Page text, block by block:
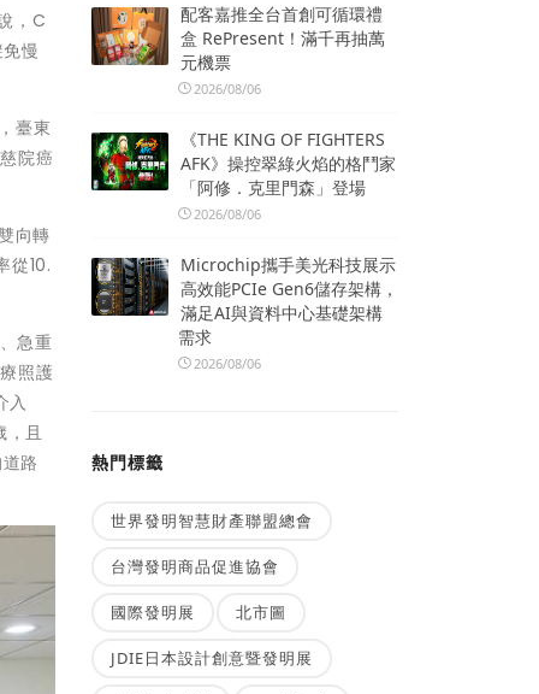
，C
慢
臺東
院癌
向轉
從10.
急重
照護
入
且
路
配客嘉推全台首創可循環禮
盒 RePresent！滿千再抽萬
元機票
2026/08/06
《THE KING OF FIGHTERS
AFK》操控翠綠火焰的格鬥家
「阿修．克里門森」登場
2026/08/06
Microchip攜手美光科技展示
高效能PCIe Gen6儲存架構，
滿足AI與資料中心基礎架構
需求
2026/08/06
熱門標籤
世界發明智慧財產聯盟總會
台灣發明商品促進協會
國際發明展 北市圖
JDIE日本設計創意暨發明展